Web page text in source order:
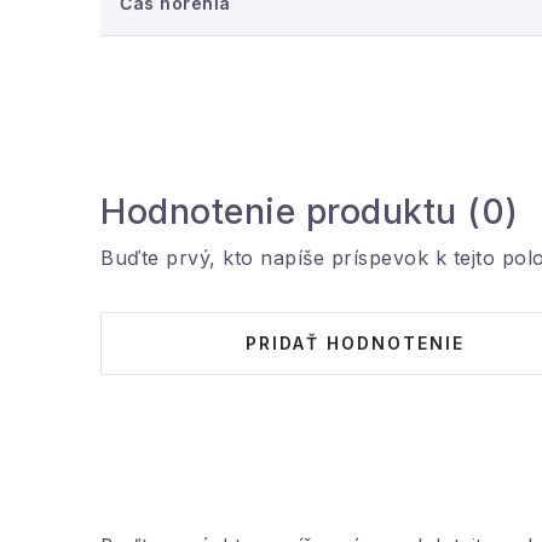
Nikdy nenechávajte horiacu sviečkubez
Hodnotenie produktu (0)
Buďte prvý, kto napíše príspevok k tejto
PRIDAŤ HODNOTENIE